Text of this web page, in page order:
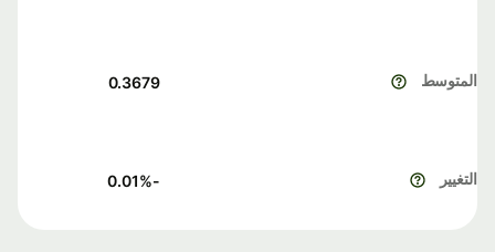
المتوسط 0.3679
التغيير -0.01
%